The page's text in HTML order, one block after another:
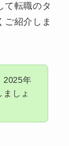
て転職のタ
ご紹介しま
2025年
しょ